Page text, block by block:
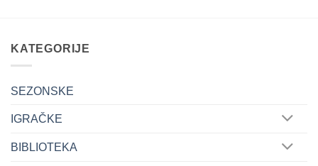
KATEGORIJE
SEZONSKE
IGRAČKE
BIBLIOTEKA